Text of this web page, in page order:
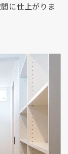
に仕上がりま